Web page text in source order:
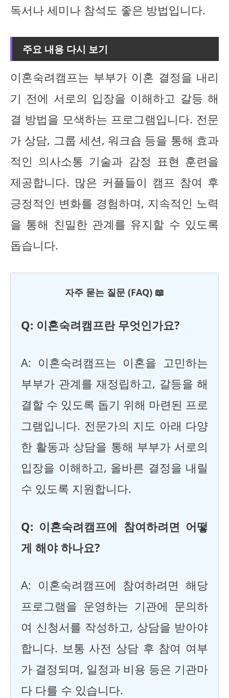
독서나 세미나 참석도 좋은 방법입니다.
주요 내용 다시 보기
이혼숙려캠프는 부부가 이혼 결정을 내리
기 전에 서로의 입장을 이해하고 갈등 해
결 방법을 모색하는 프로그램입니다. 전문
가 상담, 그룹 세션, 워크숍 등을 통해 효과
적인 의사소통 기술과 감정 표현 훈련을
제공합니다. 많은 커플들이 캠프 참여 후
긍정적인 변화를 경험하며, 지속적인 노력
을 통해 친밀한 관계를 유지할 수 있도록
돕습니다.
자주 묻는 질문 (FAQ) 📖
Q: 이혼숙려캠프란 무엇인가요?
A: 이혼숙려캠프는 이혼을 고민하는
부부가 관계를 재정립하고, 갈등을 해
결할 수 있도록 돕기 위해 마련된 프로
그램입니다. 전문가의 지도 아래 다양
한 활동과 상담을 통해 부부가 서로의
입장을 이해하고, 올바른 결정을 내릴
수 있도록 지원합니다.
Q: 이혼숙려캠프에 참여하려면 어떻
게 해야 하나요?
A: 이혼숙려캠프에 참여하려면 해당
프로그램을 운영하는 기관에 문의하
여 신청서를 작성하고, 상담을 받아야
합니다. 보통 사전 상담 후 참여 여부
가 결정되며, 일정과 비용 등은 기관마
다 다를 수 있습니다.